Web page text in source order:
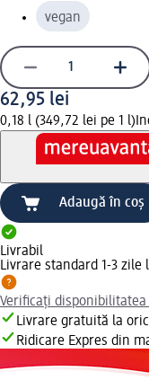
vegan
62,95 lei
0,18 l (349,72 lei pe 1 l)
Adaugă în coș
Livrabil
Livrare standard 1-3 zile
Verificați
Livrare gratuită la
Ridicare Expres din